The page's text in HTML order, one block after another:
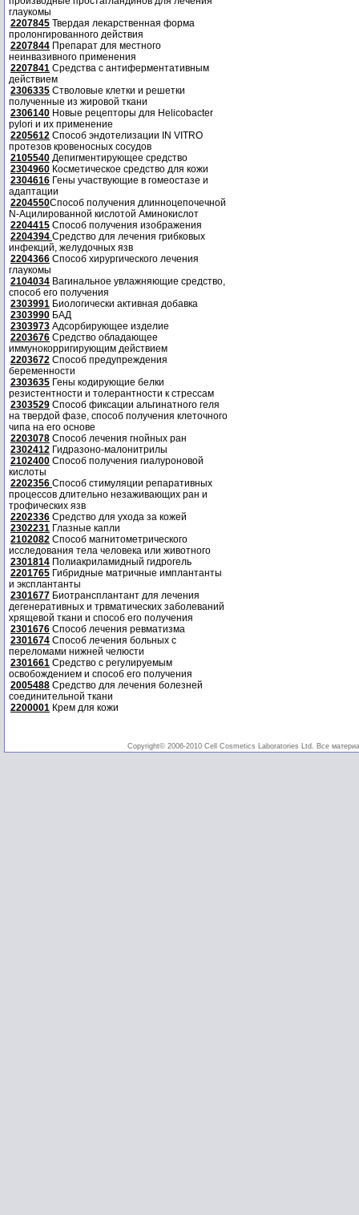
глаукомы
2207845 Твердая лекарственная форма
пролонгированного действия
2207844 Препарат для местного
неинвазивного применения
2207841 Средства с антиферментативным
действием
2306335 Стволовые клетки и решетки
полученные из жировой ткани
2306140 Новые рецепторы для Helicobacter
pylori и их применение
2205612 Способ эндотелизации IN VITRO
протезов кровеносных сосудов
2105540 Депигментирующее средство
2304960 Косметическое средство для кожи
2304616 Гены участвующие в гомеостазе и
адаптации
2204550Способ получения длинноцепочечной
N-Ацилированной кислотой Аминокислот
2204415 Способ получения изображения
2204394 Средство для лечения грибковых
инфекций, желудочных язв
2204366 Способ хирургического лечения
глаукомы
2104034 Вагинальное увлажняющие средство,
способ его получения
2303991 Биологически активная добавка
2303990 БАД
2303973 Адсорбирующее изделие
2203676 Средство обладающее
иммунокорригирующим действием
2203672 Способ предупреждения
беременности
2303635 Гены кодирующие белки
резистентности и толерантности к стрессам
2303529 Способ фиксации альгинатного геля
на твердой фазе, способ получения клеточного
чипа на его основе
2203078 Способ лечения гнойных ран
2302412 Гидразоно-малонитрилы
2102400 Способ получения гиалуроновой
кислоты
2202356 Способ стимуляции репаративных
процессов длительно незаживающих ран и
трофических язв
2202336 Средство для ухода за кожей
2302231 Глазные капли
2102082 Способ магнитометрического
исследования тела человека или животного
2301814 Полиакриламидный гидрогель
2201765 Гибридные матричные имплантанты
и эксплантанты
2301677 Биотрансплантант для лечения
дегенеративных и трвматических заболеваний
хрящевой ткани и способ его получения
2301676 Способ лечения ревматизма
2301674 Способ лечения больных с
переломами нижней челюсти
2301661 Средство с регулируемым
освобождением и способ его получения
2005488 Средство для лечения болезней
соединительной ткани
2200001 Крем для кожи
Copyright© 2006-2010 Cell Cosmetics Laboratories Ltd. Все